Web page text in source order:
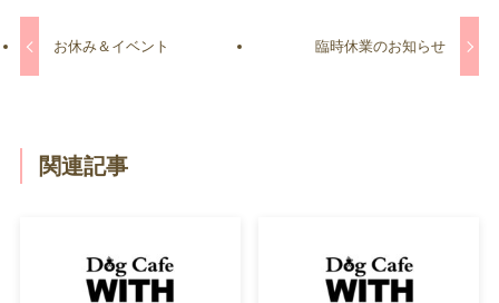
お休み＆イベント 臨時休業のお知らせ
関連記事